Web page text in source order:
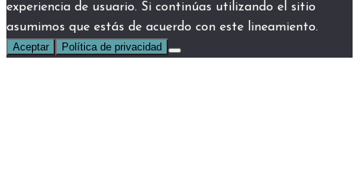
experiencia de usuario. Si continúas utilizando el sitio
asumimos que estás de acuerdo con este lineamiento.
Aceptar Política de privacidad